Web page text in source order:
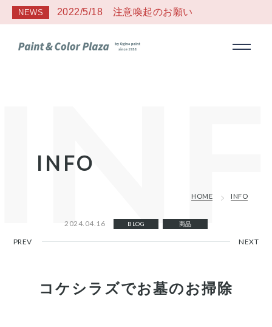
NEWS 2022/5/18 注意喚起のお願い
INFO
HOME INFO
2024.04.16 BLOG 商品
NEXT
PREV
コケシラズでお墓のお掃除